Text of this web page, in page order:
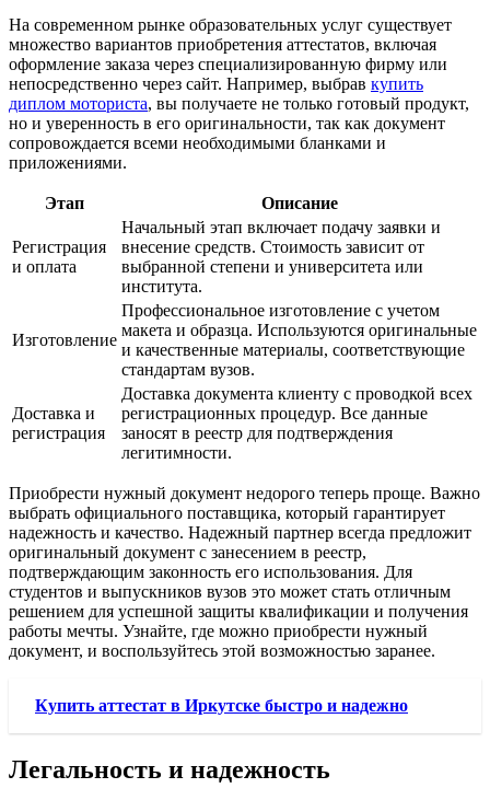
На современном рынке образовательных услуг существует
множество вариантов приобретения аттестатов, включая
оформление заказа через специализированную фирму или
непосредственно через сайт. Например, выбрав купить
диплом моториста, вы получаете не только готовый продукт,
но и уверенность в его оригинальности, так как документ
сопровождается всеми необходимыми бланками и
приложениями.
Этап Описание
Регистрация
и оплата
Начальный этап включает подачу заявки и
внесение средств. Стоимость зависит от
выбранной степени и университета или
института.
Изготовление
Профессиональное изготовление с учетом
макета и образца. Используются оригинальные
и качественные материалы, соответствующие
стандартам вузов.
Доставка и
регистрация
Доставка документа клиенту с проводкой всех
регистрационных процедур. Все данные
заносят в реестр для подтверждения
легитимности.
Приобрести нужный документ недорого теперь проще. Важно
выбрать официального поставщика, который гарантирует
надежность и качество. Надежный партнер всегда предложит
оригинальный документ с занесением в реестр,
подтверждающим законность его использования. Для
студентов и выпускников вузов это может стать отличным
решением для успешной защиты квалификации и получения
работы мечты. Узнайте, где можно приобрести нужный
документ, и воспользуйтесь этой возможностью заранее.
Купить аттестат в Иркутске быстро и надежно
Легальность и надежность